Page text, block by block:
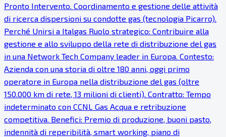
Pronto Intervento. Coordinamento e gestione delle attività
di ricerca dispersioni su condotte gas (tecnologia Picarro).
Perché Unirsi a Italgas Ruolo strategico: Contribuire alla
gestione e allo sviluppo della rete di distribuzione del gas
in una Network Tech Company leader in Europa. Contesto:
Azienda con una storia di oltre 180 anni, oggi primo
operatore in Europa nella distribuzione del gas (oltre
150.000 km di rete, 13 milioni di clienti). Contratto: Tempo
indeterminato con CCNL Gas Acqua e retribuzione
competitiva. Benefici: Premio di produzione, buoni pasto,
indennità di reperibilità, smart working, piano di